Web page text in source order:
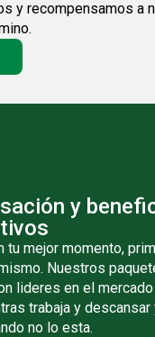
y recompensamos a
y
tu mejor momento,
Nuestros
lideres en el
trabaja y descansar
no lo esta.